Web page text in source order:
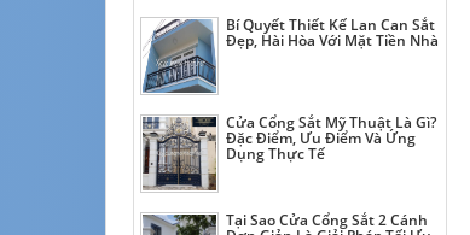
Bí Quyết Thiết Kế Lan Can Sắt
Đẹp, Hài Hòa Với Mặt Tiền Nhà
Cửa Cổng Sắt Mỹ Thuật Là Gì?
Đặc Điểm, Ưu Điểm Và Ứng
Dụng Thực Tế
Tại Sao Cửa Cổng Sắt 2 Cánh